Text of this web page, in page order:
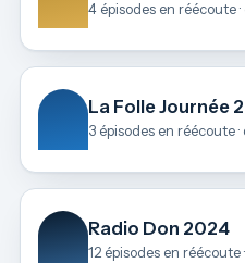
4 épisodes en réécoute
La Folle Journée
3 épisodes en réécoute
Radio Don 2024
12 épisodes en réécoute